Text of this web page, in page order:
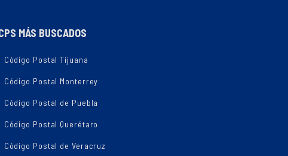
MÁS BUSCADOS
Código Postal Tijuana
Código Postal Monterrey
Código Postal de Puebla
Código Postal Querétaro
Código Postal de Veracruz